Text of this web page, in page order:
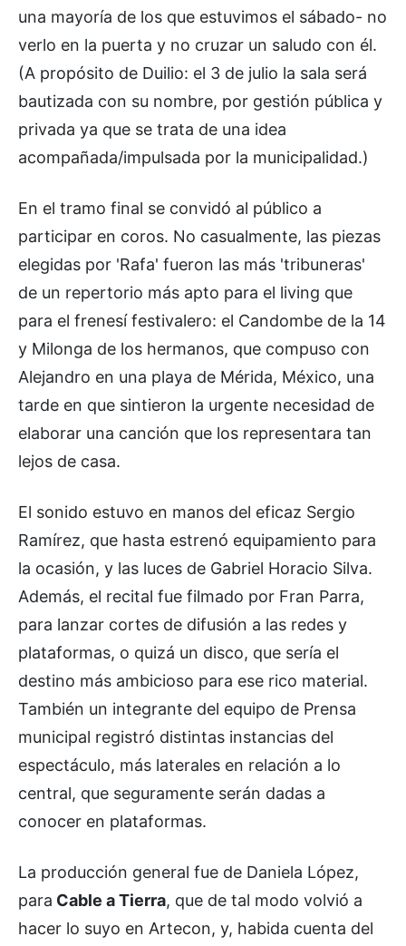
una mayoría de los que estuvimos el sábado- no
verlo en la puerta y no cruzar un saludo con él.
(A propósito de Duilio: el 3 de julio la sala será
bautizada con su nombre, por gestión pública y
privada ya que se trata de una idea
acompañada/impulsada por la municipalidad.)
En el tramo final se convidó al público a
participar en coros. No casualmente, las piezas
elegidas por 'Rafa' fueron las más 'tribuneras'
de un repertorio más apto para el living que
para el frenesí festivalero: el Candombe de la 14
y Milonga de los hermanos, que compuso con
Alejandro en una playa de Mérida, México, una
tarde en que sintieron la urgente necesidad de
elaborar una canción que los representara tan
lejos de casa.
El sonido estuvo en manos del eficaz Sergio
Ramírez, que hasta estrenó equipamiento para
la ocasión, y las luces de Gabriel Horacio Silva.
Además, el recital fue filmado por Fran Parra,
para lanzar cortes de difusión a las redes y
plataformas, o quizá un disco, que sería el
destino más ambicioso para ese rico material.
También un integrante del equipo de Prensa
municipal registró distintas instancias del
espectáculo, más laterales en relación a lo
central, que seguramente serán dadas a
conocer en plataformas.
La producción general fue de Daniela López,
para Cable a Tierra, que de tal modo volvió a
hacer lo suyo en Artecon, y, habida cuenta del